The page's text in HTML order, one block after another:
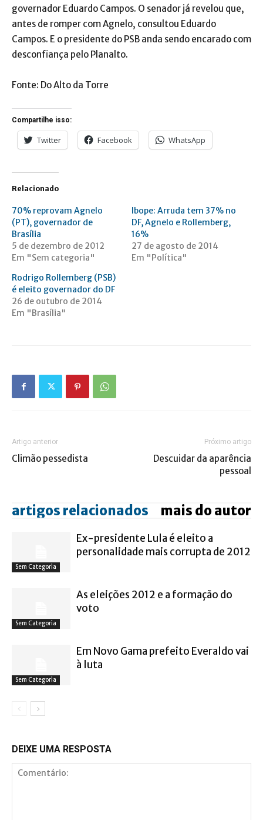
governador Eduardo Campos. O senador já revelou que,
antes de romper com Agnelo, consultou Eduardo
Campos. E o presidente do PSB anda sendo encarado com
desconfiança pelo Planalto.
Fonte: Do Alto da Torre
Compartilhe isso:
Twitter Facebook WhatsApp
Relacionado
70% reprovam Agnelo
(PT), governador de
Brasília
5 de dezembro de 2012
Em "Sem categoria"
Ibope: Arruda tem 37% no
DF, Agnelo e Rollemberg,
16%
27 de agosto de 2014
Em "Política"
Rodrigo Rollemberg (PSB)
é eleito governador do DF
26 de outubro de 2014
Em "Brasília"
Artigo anterior
Climão pessedista
Próximo artigo
Descuidar da aparência
pessoal
artigos relacionados mais do autor
Sem Categoria
Ex-presidente Lula é eleito a
personalidade mais corrupta de 2012
Sem Categoria
As eleições 2012 e a formação do
voto
Sem Categoria
Em Novo Gama prefeito Everaldo vai
à luta
DEIXE UMA RESPOSTA